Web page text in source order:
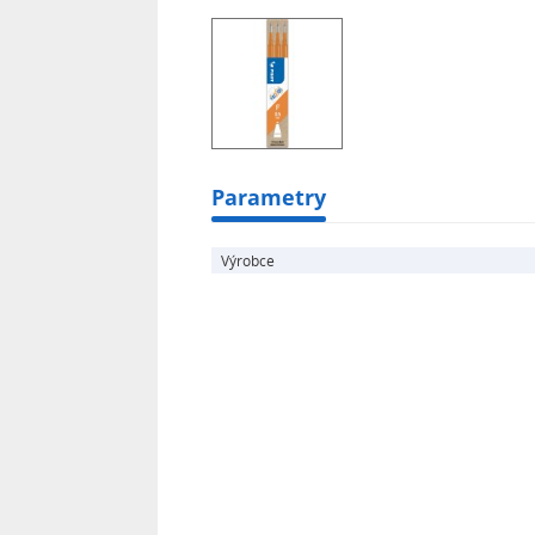
Parametry
Výrobce